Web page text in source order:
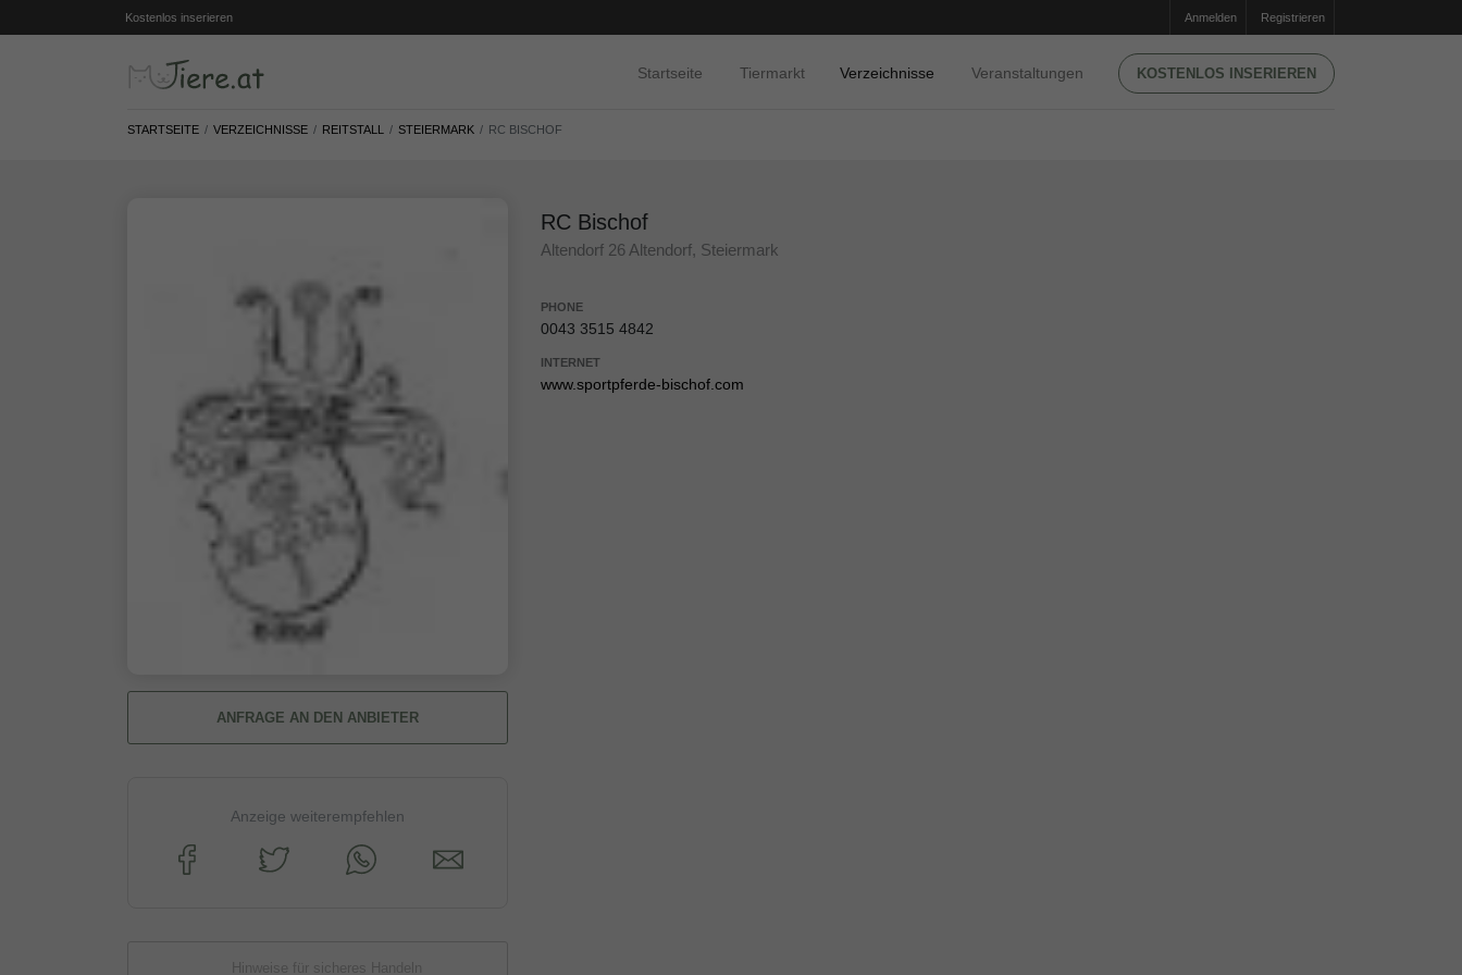
Kostenlos inserieren Anmelden Registrieren
Startseite Tiermarkt Verzeichnisse Veranstaltungen KOSTENLOS INSERIEREN
STARTSEITE VERZEICHNISSE REITSTALL STEIERMARK RC BISCHOF
ANFRAGE AN DEN ANBIETER
Anzeige weiterempfehlen
Hinweise für sicheres Handeln
RC Bischof
Altendorf 26 Altendorf, Steiermark
PHONE
0043 3515 4842
INTERNET
www.sportpferde-bischof.com